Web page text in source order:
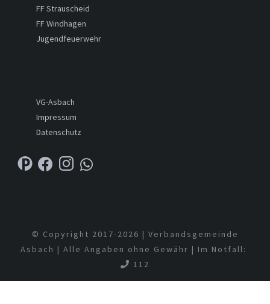
FF Strauscheid
FF Windhagen
Jugendfeuerwehr
VG-Asbach
Impressum
Datenschutz
© Copyright 2017-2026 | Verbandsgemeinde
Asbach | Alle Angaben ohne Gewähr | Im Notfall:
112